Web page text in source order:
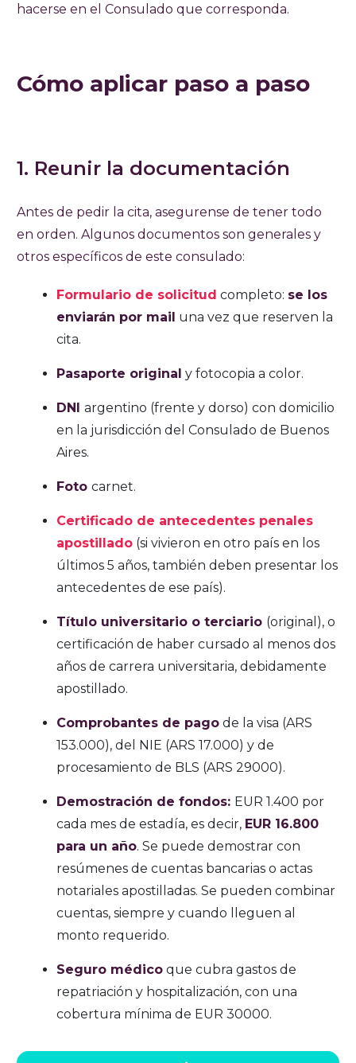
hacerse en el Consulado que corresponda.
Cómo aplicar paso a paso
1. Reunir la documentación
Antes de pedir la cita, asegurense de tener todo
en orden. Algunos documentos son generales y
otros específicos de este consulado:
Formulario de solicitud completo: se los
enviarán por mail una vez que reserven la
cita.
Pasaporte original y fotocopia a color.
DNI argentino (frente y dorso) con domicilio
en la jurisdicción del Consulado de Buenos
Aires.
Foto carnet.
Certificado de antecedentes penales
apostillado (si vivieron en otro país en los
últimos 5 años, también deben presentar los
antecedentes de ese país).
Título universitario o terciario (original), o
certificación de haber cursado al menos dos
años de carrera universitaria, debidamente
apostillado.
Comprobantes de pago de la visa (ARS
153.000), del NIE (ARS 17.000) y de
procesamiento de BLS (ARS 29000).
Demostración de fondos: EUR 1.400 por
cada mes de estadía, es decir, EUR 16.800
para un año. Se puede demostrar con
resúmenes de cuentas bancarias o actas
notariales apostilladas. Se pueden combinar
cuentas, siempre y cuando lleguen al
monto requerido.
Seguro médico que cubra gastos de
repatriación y hospitalización, con una
cobertura mínima de EUR 30000.